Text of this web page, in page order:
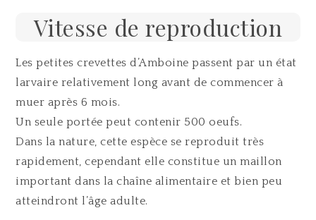
Vitesse de reproduction
Les petites crevettes d’Amboine passent par un état
larvaire relativement long avant de commencer à
muer après 6 mois.
Un seule portée peut contenir 500 oeufs.
Dans la nature, cette espèce se reproduit très
rapidement, cependant elle constitue un maillon
important dans la chaîne alimentaire et bien peu
atteindront l’âge adulte.